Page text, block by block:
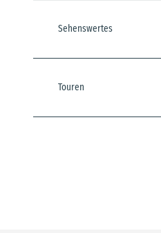
Sehenswertes
Touren